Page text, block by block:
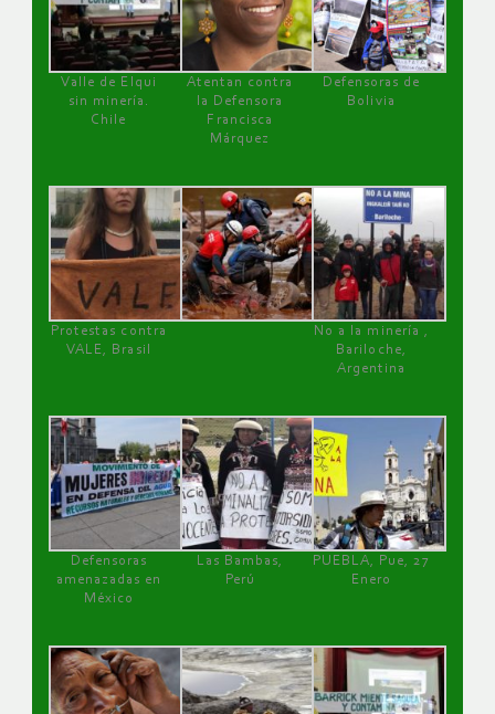
Valle de Elqui
sin minería.
Chile
Atentan contra
la Defensora
Francisca
Márquez
Defensoras de
Bolivia
Protestas contra
VALE, Brasil
No a la minería ,
Bariloche,
Argentina
Defensoras
amenazadas en
México
Las Bambas,
Perú
PUEBLA, Pue, 27
Enero